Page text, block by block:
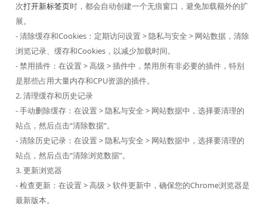
次打开新标签页时，都会自动创建一个无痕窗口，避免加载额外的扩
展。
- 清除缓存和Cookies：定期访问设置 > 隐私与安全 > 网站数据，清除
浏览记录、缓存和Cookies，以减少加载时间。
- 禁用插件：在设置 > 高级 > 插件中，禁用所有非必要的插件，特别
是那些占用大量内存和CPU资源的插件。
2. 清理缓存和历史记录
- 手动删除缓存：在设置 > 隐私与安全 > 网站数据中，选择要清理的
站点，然后点击“清除数据”。
- 清除历史记录：在设置 > 隐私与安全 > 网站数据中，选择要清理的
站点，然后点击“清除浏览数据”。
3. 更新浏览器
- 检查更新：在设置 > 高级 > 软件更新中，确保您的Chrome浏览器是
最新版本。